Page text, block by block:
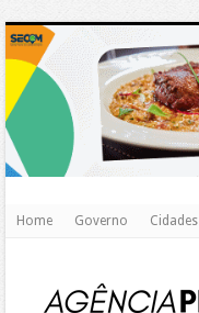
Home Governo Cidades